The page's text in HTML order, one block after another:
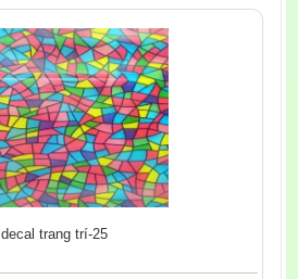
decal trang trí-25